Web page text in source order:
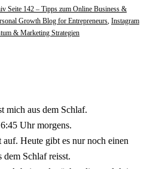
Seite 142 – Tipps zum Online Business &
Growth Blog for Entrepreneurs, Instagram
& Marketing Strategien
mich aus dem Schlaf.
Uhr morgens.
Heute gibt es nur noch einen
dem Schlaf reisst.